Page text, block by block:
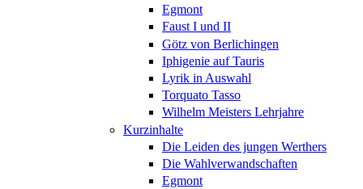
Egmont
Faust I und II
Götz von Berlichingen
Iphigenie auf Tauris
Lyrik in Auswahl
Torquato Tasso
Wilhelm Meisters Lehrjahre
Kurzinhalte
Die Leiden des jungen Werthers
Die Wahlverwandschaften
Egmont